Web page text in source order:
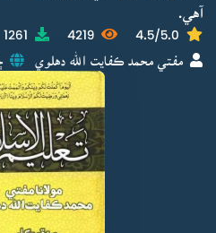
آهي.
4.5/5.0
4219
1261
مفتي محمد ڪفايت الله دهلوي